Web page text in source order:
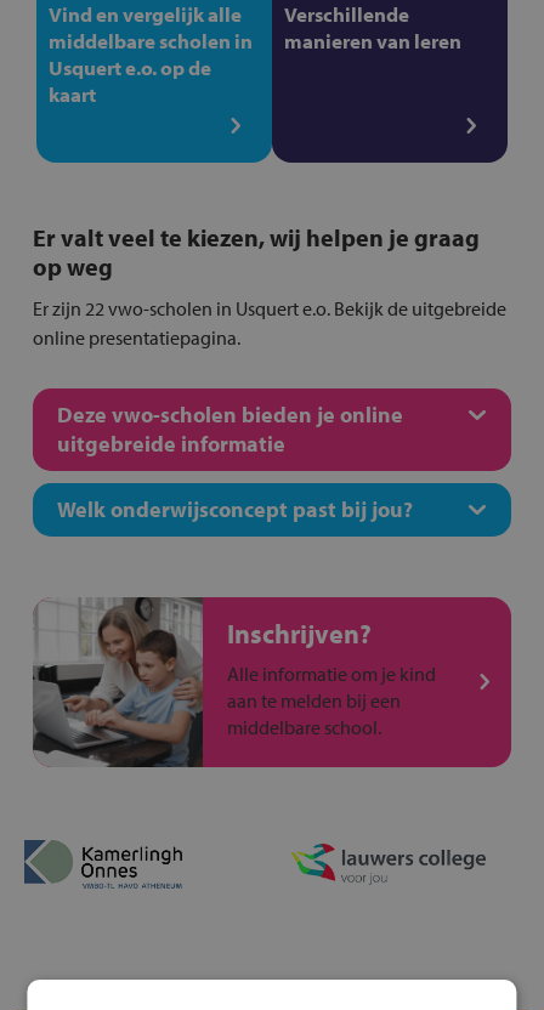
Vind en vergelijk alle
middelbare scholen in
Usquert e.o. op de
kaart
Verschillende
manieren van leren
Er valt veel te kiezen, wij helpen je graag
op weg
Er zijn 22 vwo-scholen in Usquert e.o. Bekijk de uitgebreide
online presentatiepagina.
Deze vwo-scholen bieden je online
uitgebreide informatie
Welk onderwijsconcept past bij jou?
Inschrijven?
Alle informatie om je kind
aan te melden bij een
middelbare school.